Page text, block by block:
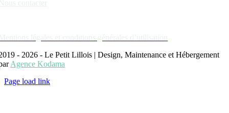
- 2026 - Le Petit Lillois | Design, Maintenance et Hébergement
Agence Kodama
Page load link